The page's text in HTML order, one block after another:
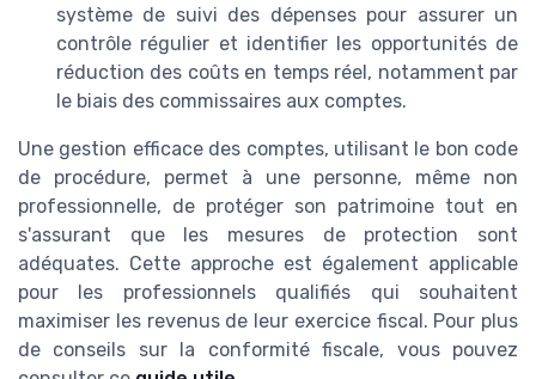
système de suivi des dépenses pour assurer un
contrôle régulier et identifier les opportunités de
réduction des coûts en temps réel, notamment par
le biais des commissaires aux comptes.
Une gestion efficace des comptes, utilisant le bon code
de procédure, permet à une personne, même non
professionnelle, de protéger son patrimoine tout en
s'assurant que les mesures de protection sont
adéquates. Cette approche est également applicable
pour les professionnels qualifiés qui souhaitent
maximiser les revenus de leur exercice fiscal. Pour plus
de conseils sur la conformité fiscale, vous pouvez